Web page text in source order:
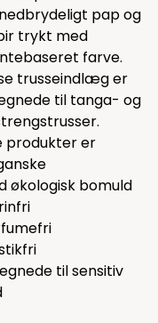
pap og
trykt med
farve.
trusseindlæg er
til tanga- og
produkter er
økologisk bomuld
til sensitiv